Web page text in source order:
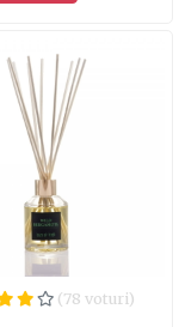
(78 voturi)